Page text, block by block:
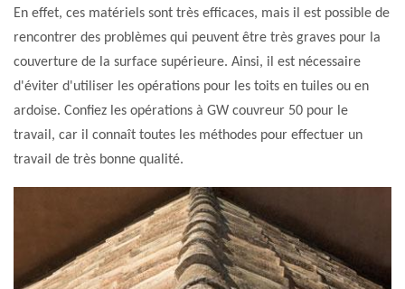
En effet, ces matériels sont très efficaces, mais il est possible de
rencontrer des problèmes qui peuvent être très graves pour la
couverture de la surface supérieure. Ainsi, il est nécessaire
d'éviter d'utiliser les opérations pour les toits en tuiles ou en
ardoise. Confiez les opérations à GW couvreur 50 pour le
travail, car il connaît toutes les méthodes pour effectuer un
travail de très bonne qualité.